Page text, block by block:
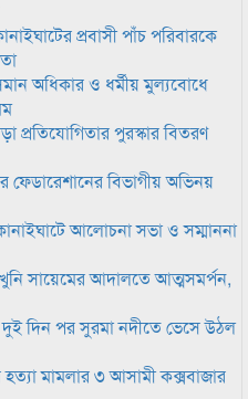
প্রবাসী পাঁচ পরিবারকে
অধিকার ও ধর্মীয় মুল্যবোধে
প্রতিযোগিতার পুরস্কার বিতরণ
ফেডারেশানের বিভাগীয় অভিনয়
আলোচনা সভা ও সম্মাননা
সায়েমের আদালতে আত্মসমর্পন,
দুই দিন পর সুরমা নদীতে ভেসে উঠল
হত্যা মামলার ৩ আসামী কক্সবাজার